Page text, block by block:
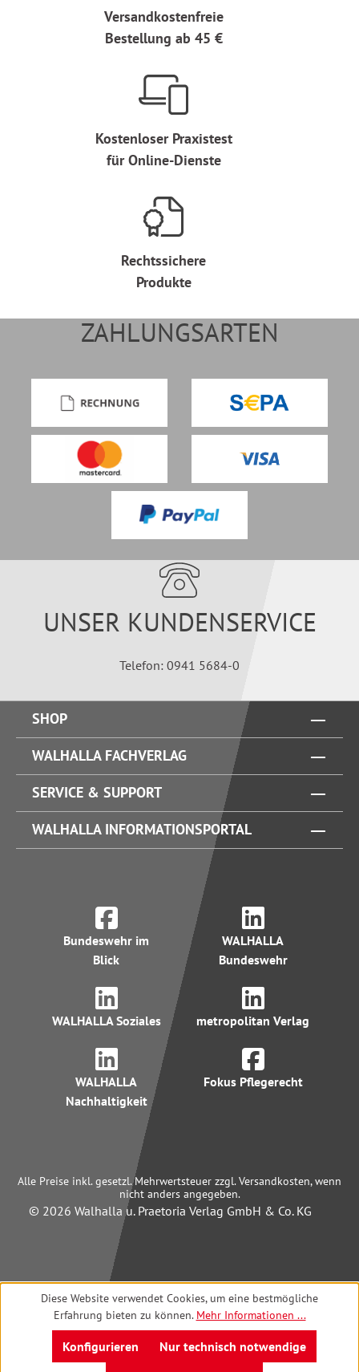
Versandkostenfreie
Bestellung ab 45 €
Kostenloser Praxistest
für Online-Dienste
Rechtssichere
Produkte
ZAHLUNGSARTEN
UNSER KUNDENSERVICE
Telefon: 0941 5684-0
SHOP
WALHALLA FACHVERLAG
SERVICE & SUPPORT
WALHALLA INFORMATIONSPORTAL
Bundeswehr im
Blick
WALHALLA
Bundeswehr
WALHALLA Soziales metropolitan Verlag
WALHALLA
Nachhaltigkeit
Fokus Pflegerecht
Alle Preise inkl. gesetzl. Mehrwertsteuer zzgl. Versandkosten, wenn
nicht anders angegeben.
© 2026 Walhalla u. Praetoria Verlag GmbH & Co. KG
Diese Website verwendet Cookies, um eine bestmögliche
Erfahrung bieten zu können. Mehr Informationen ...
Nur technisch notwendige
Konfigurieren